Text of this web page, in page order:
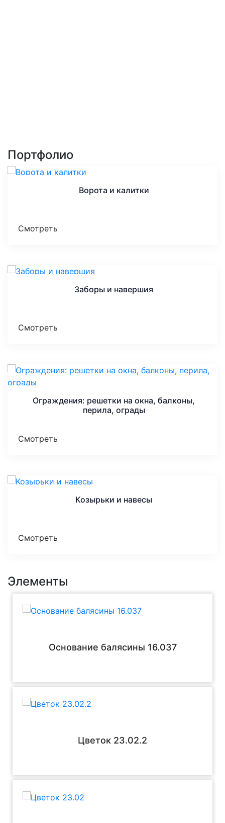
Портфолио
Ворота и калитки
Смотреть
Заборы и навершия
Смотреть
Ограждения: решетки на окна, балконы,
перила, ограды
Смотреть
Козырьки и навесы
Смотреть
Элементы
Основание балясины 16.037
Цветок 23.02.2